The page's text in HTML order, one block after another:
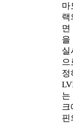
실
정
크